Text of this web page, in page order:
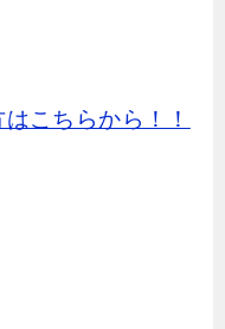
こちらから！！